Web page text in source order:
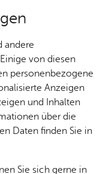
Ge­
der
J. Die­
andere
von diesen
personenbezogene
Anzeigen
und Inhalten
über die
Daten finden Sie in
Sie sich gerne in